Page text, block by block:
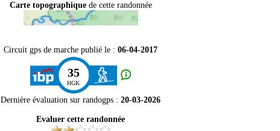
Carte topographique de cette randonnée
Circuit gps de marche publié le : 06-04-2017
35
HGK
Dernière évaluation sur randogps : 20-03-2026
Evaluer cette randonnée